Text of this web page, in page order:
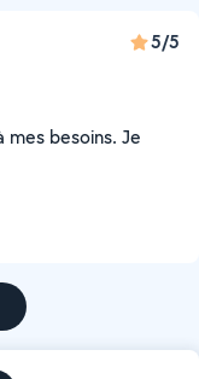
5/5
mes besoins. Je